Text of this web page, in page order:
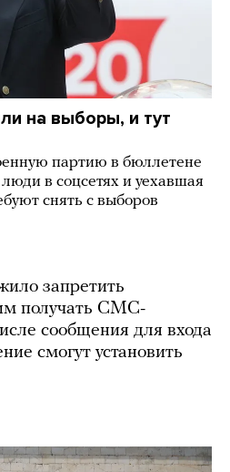
на выборы, и тут
партию в бюллетене
в соцсетях и уехавшая
снять с выборов
запретить
получать СМС-
сообщения для входа
смогут установить